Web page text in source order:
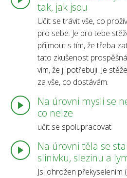
tak, jak jsou
Učit se trávit vše, co
pro sebe. Je pro tebe
přijmout s tím, že třeba
tato zkušenost
vím, že ji potřebuji. Je
za vše, co dostávám.
Na úrovni mysli se
co nelze
učit se spolupracovat
Na úrovni těla se
slinivku, slezinu a
Jsi ohrožen překyselením